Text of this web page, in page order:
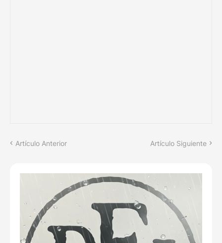
Artículo Anterior Artículo Siguiente